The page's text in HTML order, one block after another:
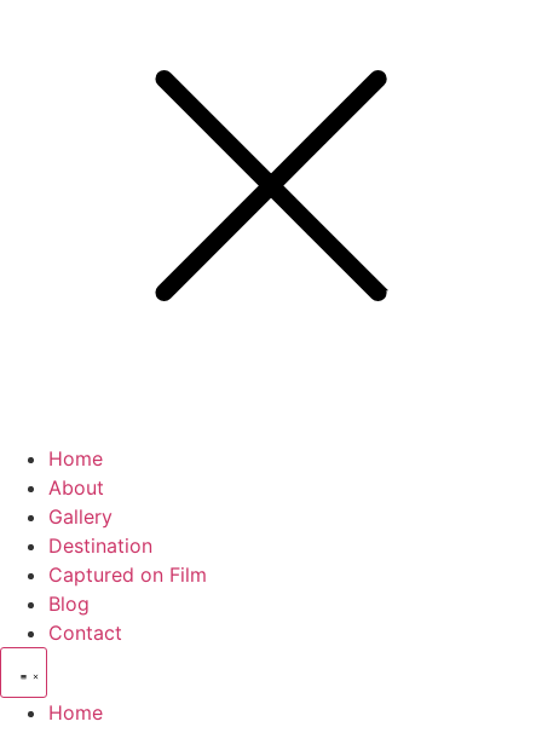
Home
About
Gallery
Destination
Captured on Film
Blog
Contact
Home